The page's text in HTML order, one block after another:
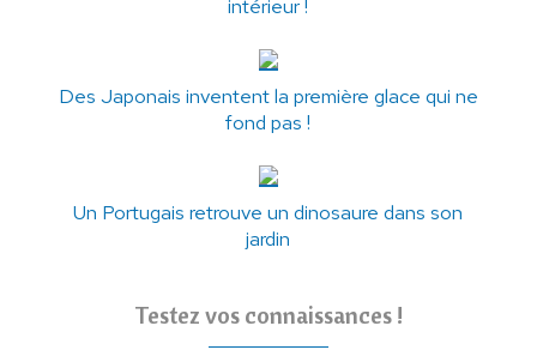
intérieur !
Des Japonais inventent la première glace qui ne
fond pas !
Un Portugais retrouve un dinosaure dans son
jardin
Testez vos connaissances !